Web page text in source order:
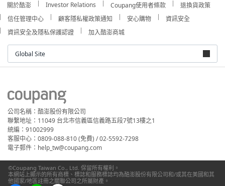
關於酷澎 Investor Relations Coupang使用者條款
退換貨政策
信任管理中心
顧客隱私權政策通知 安心購物
資訊安全
資訊安全及隱私保護認證
加入酷澎商城
Global Site
公司名稱：酷澎股份有限公司
聯繫地址：11049 台北市信義區信義路五段7號13樓之1
統編：91002999
客服中心：0809-088-810 (免費) / 02-5592-7298
電子郵件：help_tw@coupang.com
©Coupang Taiwan Co., Ltd. 保留所有權利。
本網站上顯示的所有商標、標誌和服務標誌均為酷澎股份有限公司和/或其在美國和其
他國家/地區註冊之關聯公司之所屬財產。